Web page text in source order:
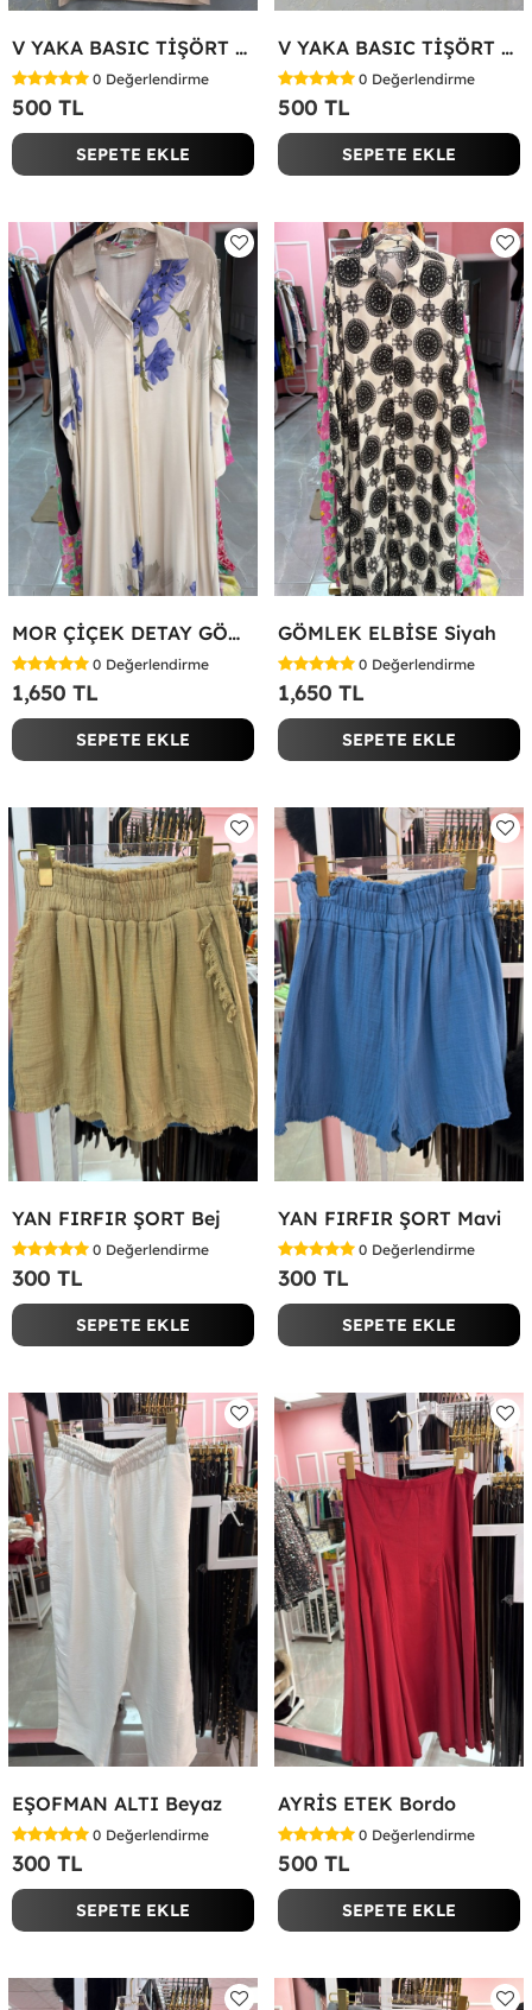
V YAKA BASIC TİŞÖRT Bej
0 Değerlendirme
500 TL
SEPETE EKLE
V YAKA BASIC TİŞÖRT Lacivert
0 Değerlendirme
500 TL
SEPETE EKLE
MOR ÇİÇEK DETAY GÖMLEK ELBİSE Beyaz
0 Değerlendirme
1,650 TL
SEPETE EKLE
GÖMLEK ELBİSE Siyah
0 Değerlendirme
1,650 TL
SEPETE EKLE
YAN FIRFIR ŞORT Bej
0 Değerlendirme
300 TL
SEPETE EKLE
YAN FIRFIR ŞORT Mavi
0 Değerlendirme
300 TL
SEPETE EKLE
EŞOFMAN ALTI Beyaz
0 Değerlendirme
300 TL
SEPETE EKLE
AYRİS ETEK Bordo
0 Değerlendirme
500 TL
SEPETE EKLE